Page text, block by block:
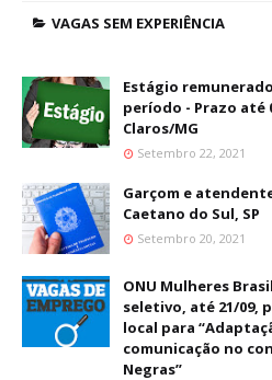
VAGAS SEM EXPERIÊNCIA
Estágio
período - Prazo até
Claros/MG
Setembro 22, 2021
Garçom e atendente
Caetano do Sul, SP
Setembro 20, 2021
ONU Mulheres
seletivo, até 21/09,
local para
comunicação no
Negras”